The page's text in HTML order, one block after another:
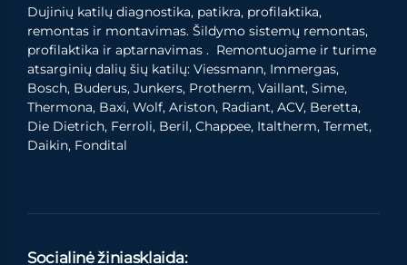
Dujinių katilų diagnostika, patikra, profilaktika,
remontas ir montavimas. Šildymo sistemų remontas,
profilaktika ir aptarnavimas . Remontuojame ir turime
atsarginių dalių šių katilų: Viessmann, Immergas,
Bosch, Buderus, Junkers, Protherm, Vaillant, Sime,
Thermona, Baxi, Wolf, Ariston, Radiant, ACV, Beretta,
Die Dietrich, Ferroli, Beril, Chappee, Italtherm, Termet,
Daikin, Fondital
Socialinė žiniasklaida: